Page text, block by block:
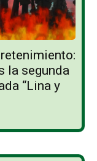
la segunda
“Lina y